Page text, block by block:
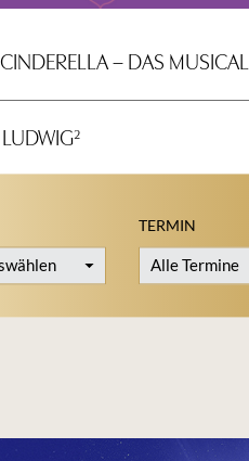
CINDERELLA – DAS MUSICAL
LUDWIG²
TERMIN